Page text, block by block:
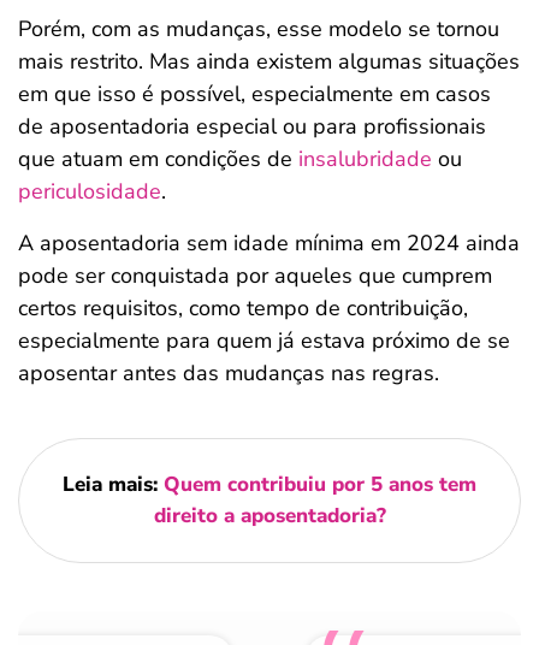
Porém, com as mudanças, esse modelo se tornou
mais restrito. Mas ainda existem algumas situações
em que isso é possível, especialmente em casos
de aposentadoria especial ou para profissionais
que atuam em condições de insalubridade ou
periculosidade.
A aposentadoria sem idade mínima em 2024 ainda
pode ser conquistada por aqueles que cumprem
certos requisitos, como tempo de contribuição,
especialmente para quem já estava próximo de se
aposentar antes das mudanças nas regras.
Leia mais: Quem contribuiu por 5 anos tem
direito a aposentadoria?